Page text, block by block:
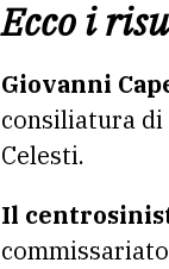
Ecco i
Giovanni
consiliatura di
Celesti.
Il